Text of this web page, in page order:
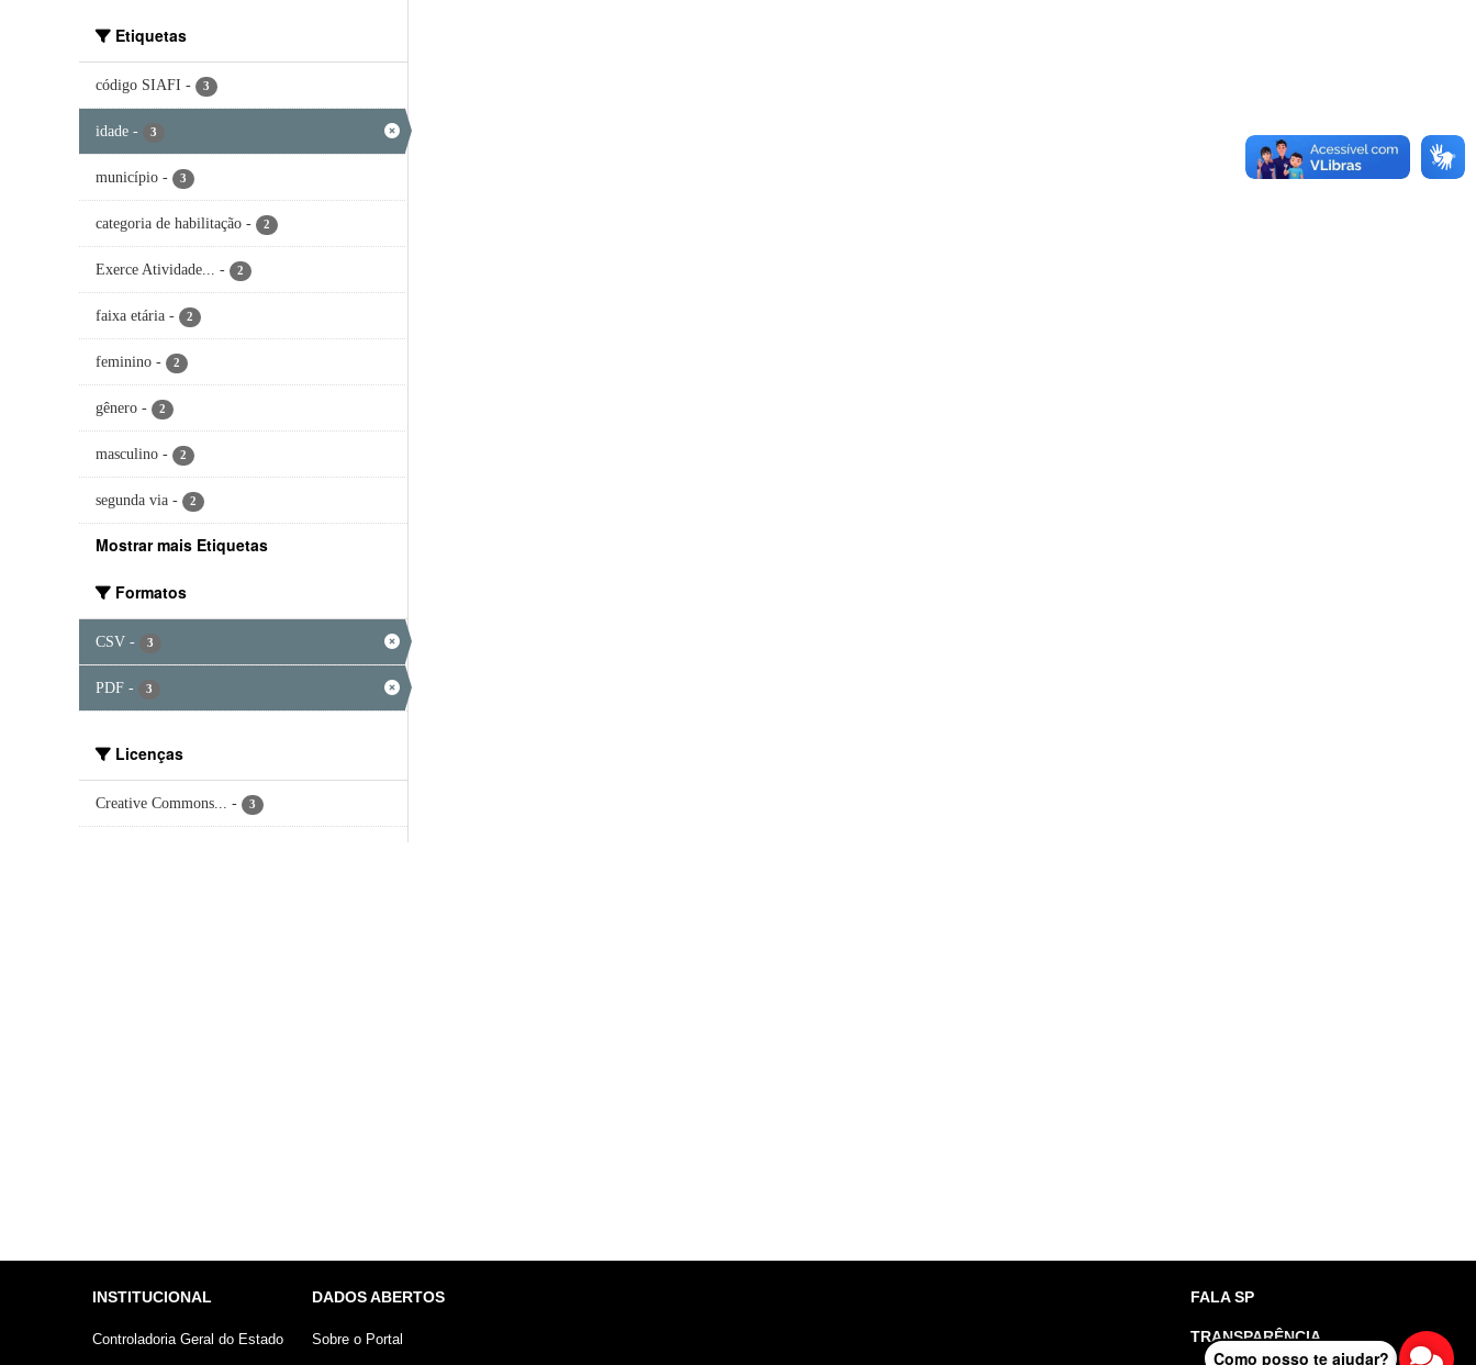
Etiquetas
código SIAFI - 3
idade - 3
município - 3
categoria de habilitação - 2
Exerce Atividade... - 2
faixa etária - 2
feminino - 2
gênero - 2
masculino - 2
segunda via - 2
Mostrar mais Etiquetas
Formatos
CSV - 3
PDF - 3
Licenças
Creative Commons... - 3
INSTITUCIONAL
Controladoria Geral do Estado
DADOS ABERTOS
Sobre o Portal
FALA SP
TRANSPARÊNCIA
Como posso te ajudar?